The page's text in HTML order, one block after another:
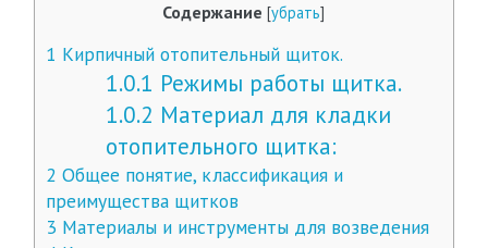
Содержание [убрать]
1 Кирпичный отопительный щиток.
1.0.1 Режимы работы щитка.
1.0.2 Материал для кладки
отопительного щитка:
2 Общее понятие, классификация и
преимущества щитков
3 Материалы и инструменты для возведения